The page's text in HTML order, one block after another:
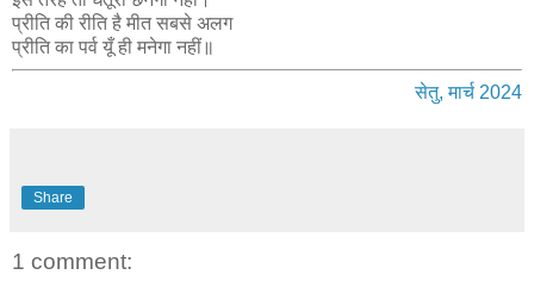
प्रीति की रीति है मीत सबसे अलग
प्रीति का पर्व यूँ ही मनेगा नहीं॥
सेतु, मार्च 2024
Share
1 comment: